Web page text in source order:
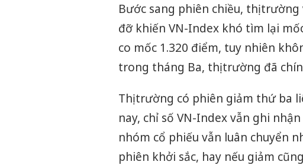
Bước sang phiên chiều, thị
đỡ khiến VN-Index khó tìm lại
co mốc 1.320 điểm, tuy nhiên
trong tháng Ba, thị trường đã
Thị trường có phiên giảm thứ ba
nay, chỉ số VN-Index vẫn ghi
nhóm cổ phiếu vẫn luân chuyển
phiên khởi sắc, hay nếu giảm